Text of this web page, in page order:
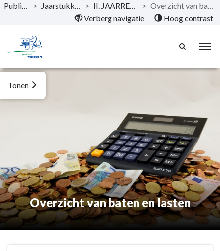
Naar hoofdinhoud
Publicaties > Jaarstukken 2020 > II. JAARREKENING >
Overzicht van baten en lasten
Verberg navigatie
Hoog contrast
Overzicht van baten en lasten
Tonen